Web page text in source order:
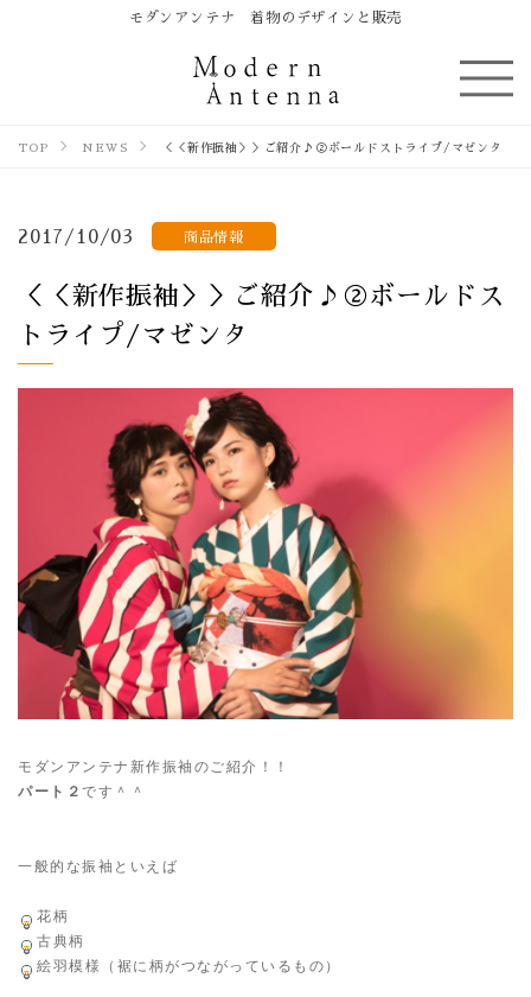
モダンアンテナ 着物のデザインと販売
TOP NEWS ＜＜新作振袖＞＞ご紹介♪②ボールドストライプ/マゼンタ
2017/10/03 商品情報
＜＜新作振袖＞＞ご紹介♪②ボールドス
トライプ/マゼンタ
モダンアンテナ新作振袖のご紹介！！
パート２ です＾＾
一般的な振袖といえば
花柄
古典柄
絵羽模様（裾に柄がつながっているもの）